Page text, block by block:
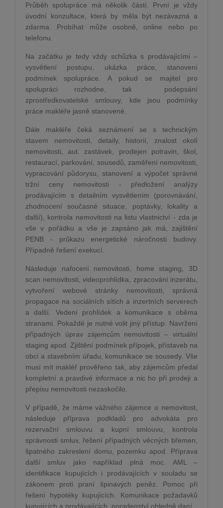
Průběh spolupráce má několik částí. První je vždy
úvodní konzultace, která by měla být nezávazná a
zdarma. Probíhat může osobně, online nebo po
telefonu.
Na začátku je tedy vždy schůzka s prodávajícími –
vysvětlení postupu, ukázka práce, stanovení
podmínek spolupráce. A pokud se majitel pro
spolupráci rozhodne, tak podepsání
zprostředkovatelskésmlouvy, kde jsou podmínky
práce makléře jasně stanovené
Dále makléře čeká seznámení se s technickým
stavem nemovitosti, detaily, historií, znalost okolí
nemovitosti, aut. zastávek, prodejen potravin, škol,
restaurací, parkování, sousedů, zaměření nemovitosti,
vypracování půdorysu, stanovení a výpočet správné
tržní ceny nemovitosti - předložení analýzy
prodávajícím s detailním vysvětlením (porovnávání,
zhodnocení současnésituace, poptávky, lokality a
další), kontrola nemovitosti na listu vlastnictví - zda je
vše v pořádku a vše je zapsáno jak má, zajištění
PENB - průkazu energetické náročnosti budovy.
Případně řešení exekucí.
Následuje nafocení nemovitosti, home staging, 3D
scan nemovitosti, videoprohlídka, zpracování inzerátu,
vytvoření webové stránky nemovitosti, správná
propagace na sociálních sítích a inzertních serverech
a další. Vedení prohlídek a komunikace s oběma
stranami. Pokaždé je nutnévolit jiný přístup. Navržení
případných úprav zájemcům nemovitosti –virtuální
staging apod. Zjištění podmínek přípojek, přístaveb na
obci a stavebním úřadu, komunikace se sousedy. Vše
musí mít makléř prověřeno tak, aby zájemcům předal
kompletní a pravdivé informace a nic ho při prodeji a
přepisu nemovitosti nezaskočilo.
V případě, že máme vážného zájemce o nemovitost,
následuje příprava podkladů pro advokáta pro
rezervační smlouvu a kupní smlouvu, kontrola
správnosti smluv, řešení případných věcných břemen,
špatného zakreslení domu, pozemku apod. Příprava
další smluv jako například plná moc. AML –
identifikace kupujících i prodávajících v souladu se
zákonem proti praní špinavých peněz. Pomoc při
řešení hypotéky kupujících. Komunikace požadavků
kupujících a prodávajících, poradenství ohledně daní.